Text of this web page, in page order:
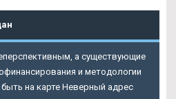
а существующие
и методологии
на карте Неверный адрес